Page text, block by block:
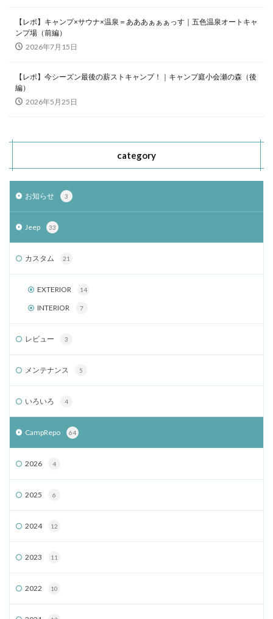
【レポ】キャンプ×サウナ×温泉＝あああぁぁぁっす｜五色温泉オートキャ
ンプ場（前編）
2026年7月15日
【レポ】今シーズン最後の薪ストキャンプ！｜キャンプ庭小会瀬の森（後
編）
2026年5月25日
category
お知らせ 3
Jeep 33
カスタム 21
EXTERIOR 14
INTERIOR 7
レビュー 3
メンテナンス 5
いろいろ 4
CampRepo 64
2026 4
2025 6
2024 12
2023 11
2022 10